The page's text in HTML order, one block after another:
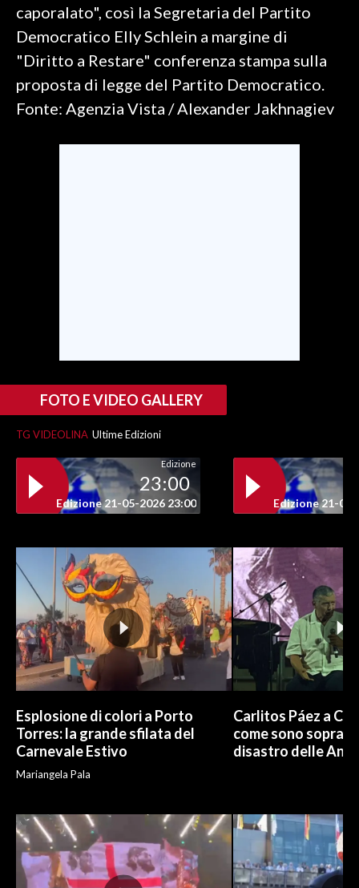
SARDI NEL MONDO
NOTIZIE
EVENTI
SPIAGGE
STORE
caporalato", così la Segretaria del Partito
Democratico Elly Schlein a margine di
"Diritto a Restare" conferenza stampa sulla
proposta di legge del Partito Democratico.
Fonte: Agenzia Vista / Alexander Jakhnagiev
FOTO E VIDEO GALLERY
TG VIDEOLINA Ultime Edizioni
Edizione
23:00
Edizione 21-05-2026 23:00 Edizione 21-05-
Esplosione di colori a Porto
Torres: la grande sfilata del
Carnevale Estivo
Mariangela Pala
Carlitos Páez a
come sono
disastro delle